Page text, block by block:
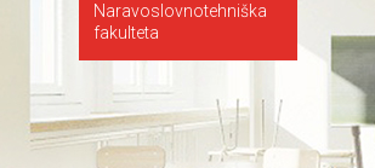
Naravoslovnotehniška
fakulteta